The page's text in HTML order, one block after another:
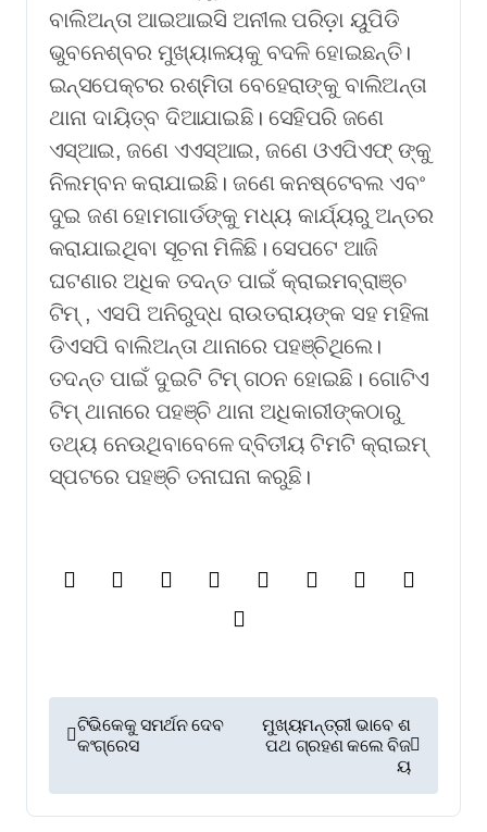
ବାଲିଅନ୍ତା ଆଇଆଇସି ଅନୀଲ ପରିଡ଼ା ୟୁପିଡି
ଭୁବନେଶ୍ବର ମୁଖ୍ୟାଳୟକୁ ବଦଳି ହୋଇଛନ୍ତି।
ଇନ୍ସପେକ୍ଟର ରଶ୍ମିତା ବେହେରାଙ୍କୁ ବାଲିଅନ୍ତା
ଥାନା ଦାୟିତ୍ବ ଦିଆଯାଇଛି। ସେହିପରି ଜଣେ
ଏସ୍‌ଆଇ, ଜଣେ ଏଏସ୍‌ଆଇ, ଜଣେ ଓଏପିଏଫ୍‌ ଙ୍କୁ
ନିଲମ୍ବନ କରାଯାଇଛି। ଜଣେ କନଷ୍ଟେବଲ ଏବଂ
ଦୁଇ ଜଣ ହୋମଗାର୍ଡଙ୍କୁ ମଧ୍ୟ କାର୍ଯ୍ୟରୁ ଅନ୍ତର
କରାଯାଇଥିବା ସୂଚନା ମିଳିଛି। ସେପଟେ ଆଜି
ଘଟଣାର ଅଧିକ ତଦନ୍ତ ପାଇଁ କ୍ରାଇମବ୍ରାଞ୍ଚ
ଟିମ୍ , ଏସପି ଅନିରୁଦ୍ଧ ରାଉତରାୟଙ୍କ ସହ ମହିଳା
ଡିଏସପି ବାଲିଅନ୍ତା ଥାନାରେ ପହଞ୍ଚିଥିଲେ।
ତଦନ୍ତ ପାଇଁ ଦୁଇଟି ଟିମ୍ ଗଠନ ହୋଇଛି। ଗୋଟିଏ
ଟିମ୍ ଥାନାରେ ପହଞ୍ଚି ଥାନା ଅଧିକାରୀଙ୍କଠାରୁ
ତଥ୍ୟ ନେଉଥିବାବେଳେ ଦ୍ବିତୀୟ ଟିମଟି କ୍ରାଇମ୍
ସ୍ପଟରେ ପହଞ୍ଚି ତନାଘନା କରୁଛି।
P
s
ଟିଭିକେକୁ ସମର୍ଥନ ଦେବ
କଂଗ୍ରେସ
ମୁଖ୍ୟମନ୍ତ୍ରୀ ଭାବେ ଶ
ପଥ ଗ୍ରହଣ କଲେ ବିଜ
ୟ